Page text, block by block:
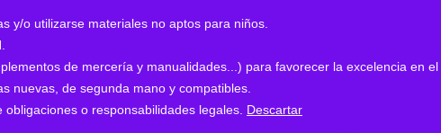
y/o utilizarse materiales no aptos para niños.
de mercería y manualidades...) para favorecer la excelencia en el
nuevas, de segunda mano y compatibles.
o responsabilidades legales. Descartar